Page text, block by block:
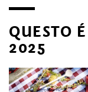
QUESTO
2025